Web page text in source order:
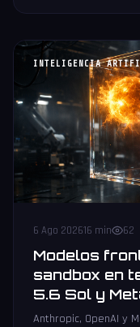
INTELIGENCIA
6 Ago 202616 min 62
Modelos
sandbox en
5.6 Sol y
Anthropic, OpenAI y